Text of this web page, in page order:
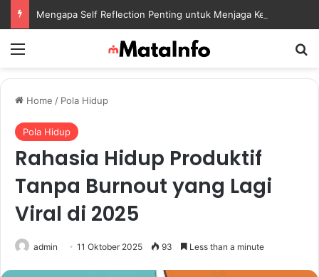
Home / Pola Hidup
Pola Hidup
Rahasia Hidup Produktif
Tanpa Burnout yang Lagi
Viral di 2025
admin 11 Oktober 2025 93 Less than a minute